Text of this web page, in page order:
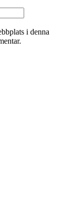
i denna